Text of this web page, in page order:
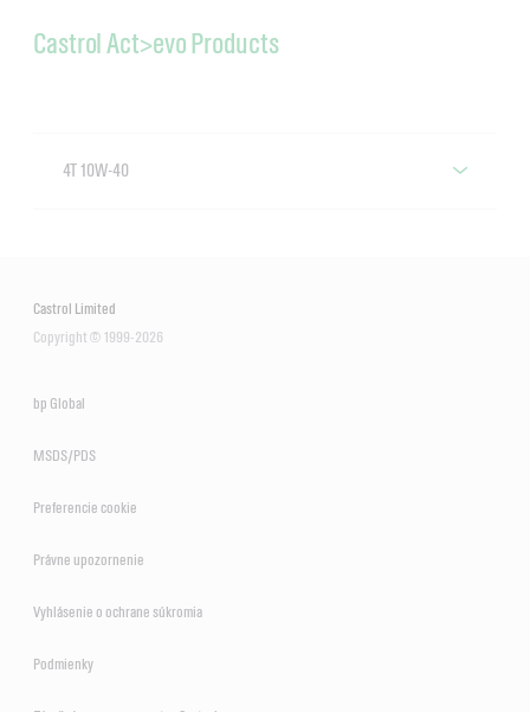
Castrol Act>evo Products
4T 10W-40
Castrol Limited
Copyright © 1999-2026
bp Global
MSDS/PDS
Preferencie cookie
Právne upozornenie
Vyhlásenie o ochrane súkromia
Podmienky